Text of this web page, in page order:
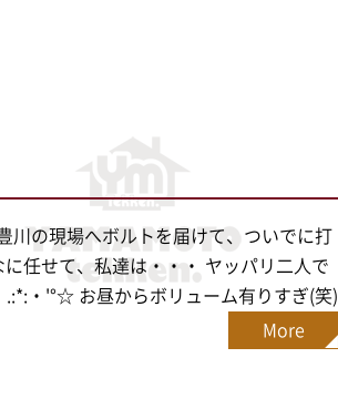
川の現場へボルトを届けて、ついでに打
任せて、私達は・・・ ヤッパリ二人で
・'°☆ お昼からボリューム有りすぎ(笑)
More